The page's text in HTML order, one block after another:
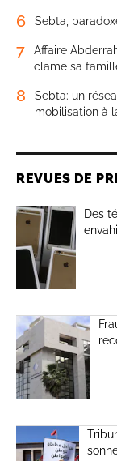
6 Sebta,
7
Affaire
clame sa
8
Sebta: un
mobilisation à
REVUES DE
Des